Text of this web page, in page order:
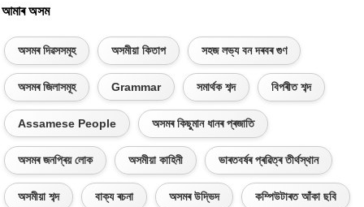
আমাৰ অসম
অসমৰ দিৱসসমূহ অসমীয়া কিতাপ সহজ লভ্য বন দৰবৰ গুণ
অসমৰ জিলাসমূহ Grammar সমাৰ্থক শব্দ বিপৰীত শব্দ
Assamese People অসমৰ কিছুমান ধানৰ প্ৰজাতি
অসমৰ জনপ্ৰিয় লোক অসমীয়া কাহিনী ভাৰতবৰ্ষৰ প্ৰৱিত্ৰ তীৰ্থস্থান
অসমীয়া শব্দ বাক্য ৰচনা অসমৰ উদ্ভিদ কম্পিউটাৰত আঁকা ছবি